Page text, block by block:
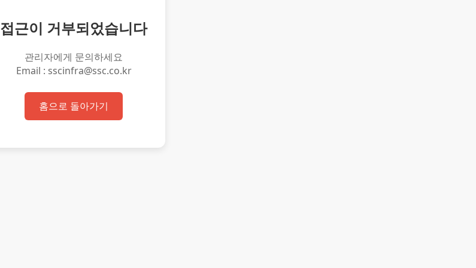
접근이 거부되었습니다
관리자에게 문의하세요
Email : sscinfra@ssc.co.kr
홈으로 돌아가기